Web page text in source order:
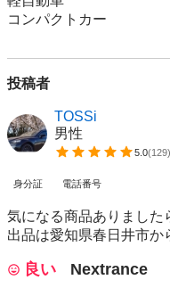
投稿者
TOSSi
男性
5.0(129)
身分証 電話番号
気になる商品ありました
出品は愛知県春日井市か
良い Nextrance